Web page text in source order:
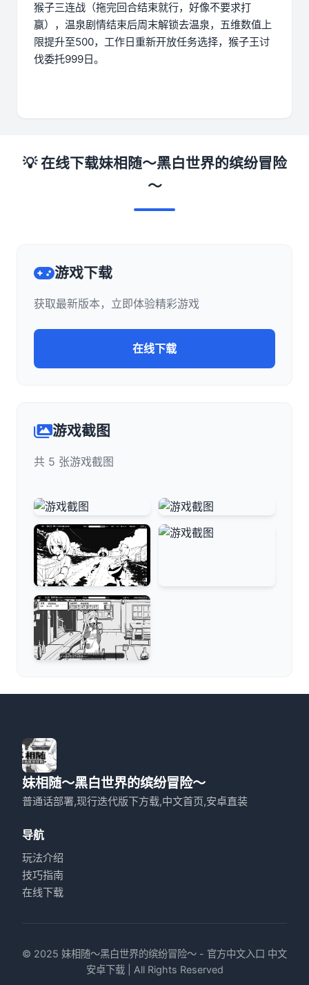
猴子三连战（拖完回合结束就行，好像不要求打
赢），温泉剧情结束后周末解锁去温泉，五维数值上
限提升至500，工作日重新开放任务选择，猴子王讨
伐委托999日。
💡 在线下载妹相随～黑白世界的缤纷冒险
～
游戏下载
获取最新版本，立即体验精彩游戏
在线下载
游戏截图
共 5 张游戏截图
妹相随～黑白世界的缤纷冒险～
普通话部署,现行迭代版下方载,中文首页,安卓直装
导航
玩法介绍
技巧指南
在线下载
© 2025 妹相随～黑白世界的缤纷冒险～ - 官方中文入口 中文
安卓下载 | All Rights Reserved